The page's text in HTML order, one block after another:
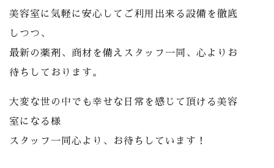
美容室に気軽に安心してご利用出来る設備を徹底
しつつ、
最新の薬剤、商材を備えスタッフ一同、心よりお
待ちしております。
大変な世の中でも幸せな日常を感じて頂ける美容
室になる様
スタッフ一同心より、お待ちしています！